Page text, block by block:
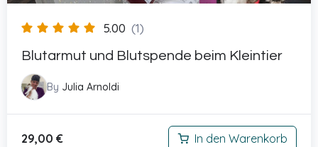
5.00 (1)
Blutarmut und Blutspende beim Kleintier
By Julia Arnoldi
29,00 € In den Warenkorb